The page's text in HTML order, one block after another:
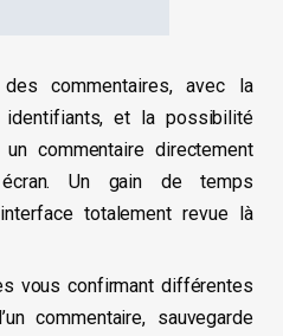
commentaires, avec la
et la possibilité
commentaire directement
Un gain de temps
totalement revue là
vous confirmant différentes
commentaire, sauvegarde